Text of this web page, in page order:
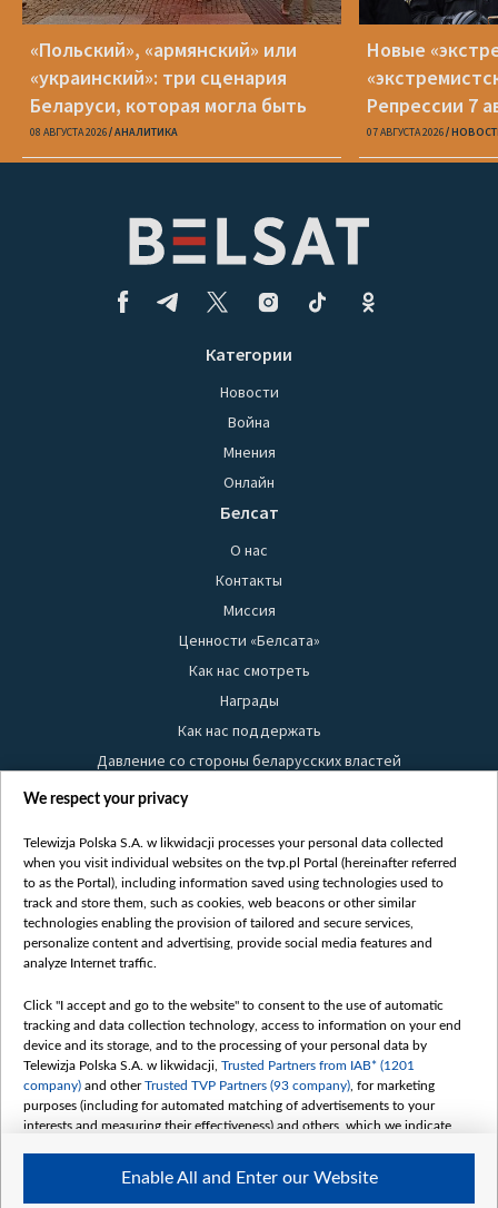
«Польский», «армянский» или
«украинский»: три сценария
Беларуси, которая могла быть
08 АВГУСТА 2026 АНАЛИТИКА
Новые
Репрессии 7
07 АВГУСТА 2026
Категории
Новости
Война
Мнения
Онлайн
Белсат
О нас
Контакты
Миссия
Ценности «Белсата»
Как нас смотреть
Награды
Как нас поддержать
Давление со стороны беларусских властей
Правила использования материалов
Безопасность
Youtube
Белсат news
Белсат Life
Belsat English
Biełsat PL
Белсат Now
Белсат Shorts
Белсат History
Белсат Music
Белсат Doc
We respect your privacy
Telewizja Polska S.A. w likwidacji processes your personal data collected
when you visit individual websites on the tvp.pl Portal (hereinafter referred
to as the Portal), including information saved using technologies used to
track and store them, such as cookies, web beacons or other similar
technologies enabling the provision of tailored and secure services,
personalize content and advertising, provide social media features and
analyze Internet traffic.
Click "I accept and go to the website" to consent to the use of automatic
tracking and data collection technology, access to information on your end
device and its storage, and to the processing of your personal data by
Telewizja Polska S.A. w likwidacji, Trusted Partners from IAB* (1201
company) and otherTrusted TVP Partners (93 company) , for marketing
purposes (including for automated matching of advertisements to your
interests and measuring their effectiveness) and others, which we indicate
The purposes of processing your data by TVP S.A. w likwidacji are as
follows:
Enable All and Enter our Website